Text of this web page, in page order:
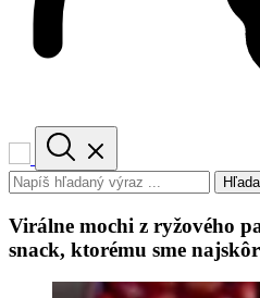
Virálne mochi z ryžového
snack, ktorému sme